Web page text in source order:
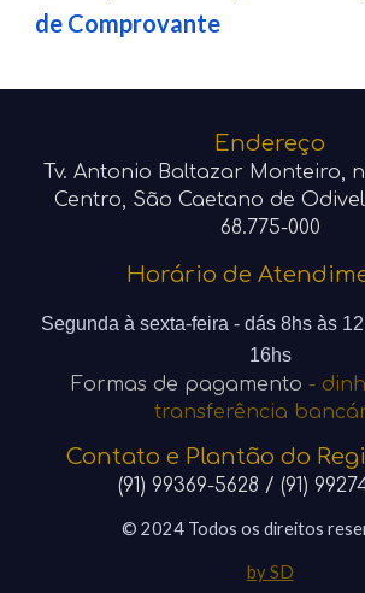
de Comprovante
Endereço
Tv. Antonio Baltazar Monteiro,
Centro, São Caetano de
68.775-000
Horário de
Segunda à sexta-feira - dás 8hs às
16hs
Formas de pagamento -
transferência
Contato e Plantão do
(91) 99369-5628 / (91)
© 2024 Todos os direitos
by SD